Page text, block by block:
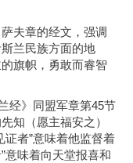
夫章的经文，强调
兰民族方面的地
旗帜，勇敢而睿智
经》同盟军章第45节
知（愿主福安之）
证者”意味着他监督着
意味着向天堂报喜和